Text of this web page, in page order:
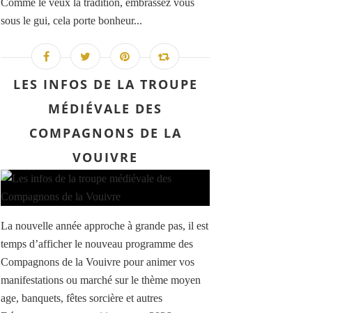
Comme le veux la tradition, embrassez vous
sous le gui, cela porte bonheur...
LES INFOS DE LA TROUPE
MÉDIÉVALE DES
COMPAGNONS DE LA
VOUIVRE
La nouvelle année approche à grande pas, il est
temps d’afficher le nouveau programme des
Compagnons de la Vouivre pour animer vos
manifestations ou marché sur le thème moyen
age, banquets, fêtes sorcière et autres